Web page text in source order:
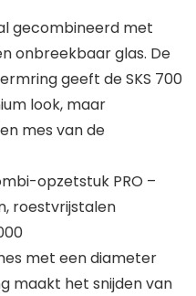
gecombineerd met
onbreekbaar glas. De
geeft de SKS 700
look, maar
mes van de
opzetstuk PRO –
roestvrijstalen
met een diameter
maakt het snijden van